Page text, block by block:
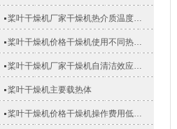
桨叶干燥机厂家干燥机热介质温度…
桨叶干燥机价格干燥机使用不同热…
桨叶干燥机厂家干燥机自清洁效应…
桨叶干燥机主要载热体
桨叶干燥机价格干燥机操作费用低…